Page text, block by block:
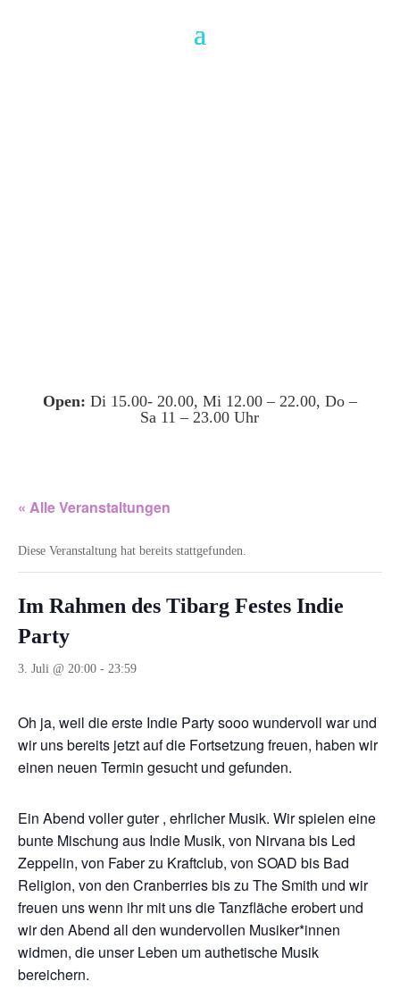
Open: Di 15.00- 20.00, Mi 12.00 – 22.00, Do –
Sa 11 – 23.00 Uhr
« Alle Veranstaltungen
Diese Veranstaltung hat bereits stattgefunden.
Im Rahmen des Tibarg Festes Indie
Party
3. Juli @ 20:00 - 23:59
Oh ja, weil die erste Indie Party sooo wundervoll war und
wir uns bereits jetzt auf die Fortsetzung freuen, haben wir
einen neuen Termin gesucht und gefunden.
Ein Abend voller guter , ehrlicher Musik. Wir spielen eine
bunte Mischung aus Indie Musik, von Nirvana bis Led
Zeppelin, von Faber zu Kraftclub, von SOAD bis Bad
Religion, von den Cranberries bis zu The Smith und wir
freuen uns wenn ihr mit uns die Tanzfläche erobert und
wir den Abend all den wundervollen Musiker*innen
widmen, die unser Leben um authetische Musik
bereichern.